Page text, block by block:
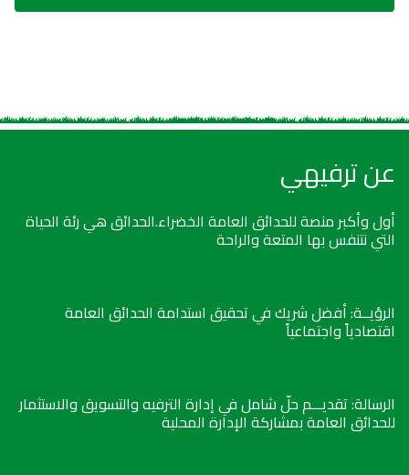
عن ترفيهي
أول وأكبر منصة للحدائق العامة الخضراء.الحدائق هي رئة الحياة
التي نتنفس بها المتعة والراحة
الرؤيــة: أفضل شريك في تحقيق استدامة الحدائق العامة
اقتصادياً واجتماعياً
الرسالة: تقديـــم حلّ شامل في إدارة الترفيه والتسويق والاستثمار
للحدائق العامة بمشاركة الإدارة المحلية